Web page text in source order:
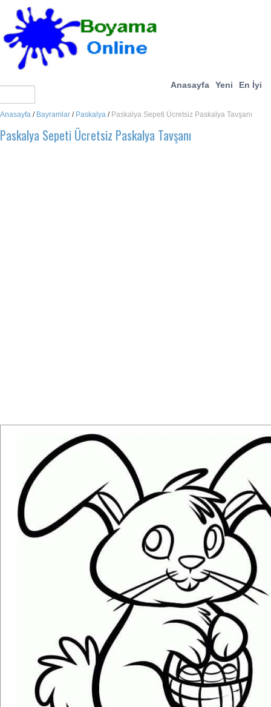
Anasayfa Yeni En İyi
Anasayfa / Bayramlar / Paskalya / Paskalya Sepeti Ücretsiz Paskalya Tavşanı
Paskalya Sepeti Ücretsiz Paskalya Tavşanı